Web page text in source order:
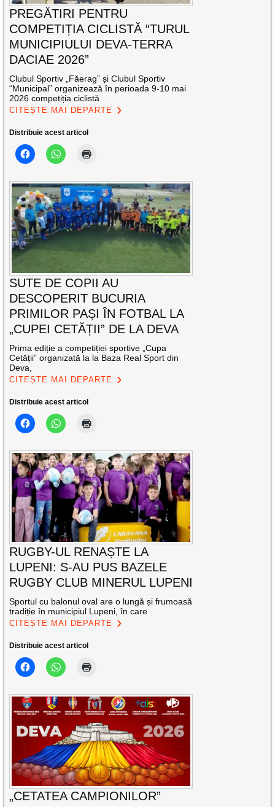
PREGĂTIRI PENTRU
COMPETIȚIA CICLISTĂ “TURUL
MUNICIPIULUI DEVA-TERRA
DACIAE 2026”
Clubul Sportiv „Făerag” și Clubul Sportiv
“Municipal” organizează în perioada 9-10 mai
2026 competiția ciclistă
CITEȘTE MAI DEPARTE
Distribuie acest articol
SUTE DE COPII AU
DESCOPERIT BUCURIA
PRIMILOR PAȘI ÎN FOTBAL LA
„CUPEI CETĂȚII” DE LA DEVA
Prima ediție a competiției sportive „Cupa
Cetății” organizată la la Baza Real Sport din
Deva,
CITEȘTE MAI DEPARTE
Distribuie acest articol
RUGBY-UL RENAȘTE LA
LUPENI: S-AU PUS BAZELE
RUGBY CLUB MINERUL LUPENI
Sportul cu balonul oval are o lungă și frumoasă
tradiție în municipiul Lupeni, în care
CITEȘTE MAI DEPARTE
Distribuie acest articol
„CETATEA CAMPIONILOR”